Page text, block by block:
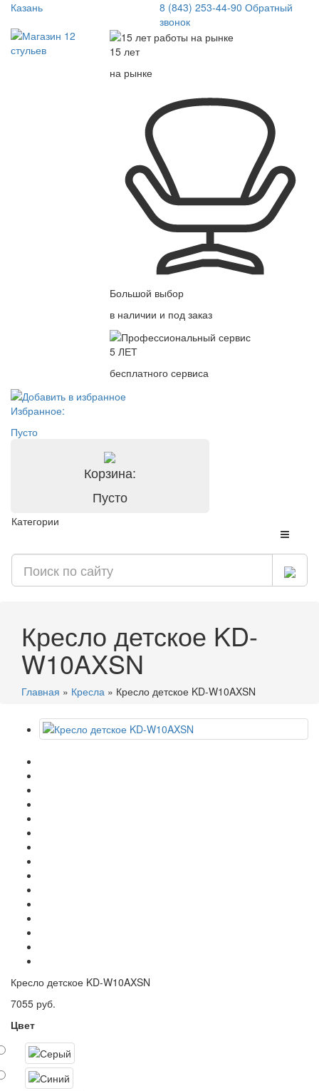
Казань 8 (843) 253-44-90 Обратный
звонок
15 лет
на рынке
Большой выбор
в наличии и под заказ
5 ЛЕТ
бесплатного сервиса
Избранное:
Пусто
Корзина:
Пусто
Категории
Кресло детское KD-
W10AXSN
Главная » Кресла » Кресло детское KD-W10AXSN
Кресло детское KD-W10AXSN
7055 руб.
Цвет